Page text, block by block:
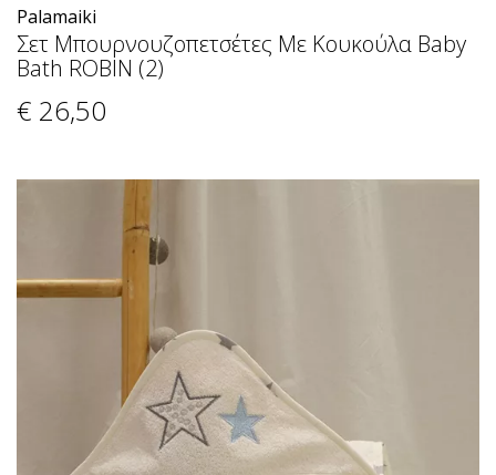
Palamaiki
Σετ Μπουρνουζοπετσέτες Με Κουκούλα Baby
Bath ROBIN (2)
€ 26,50